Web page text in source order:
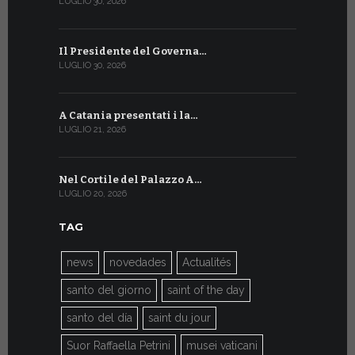
Il Presidente del Governa…
LUGLIO 30, 2026
A Catania presentati i la…
LUGLIO 21, 2026
Nel Cortile del Palazzo A…
LUGLIO 20, 2026
TAG
news novedades Actualités
santo del giorno saint of the day
santo del día saint du jour
Suor Raffaella Petrini musei vaticani